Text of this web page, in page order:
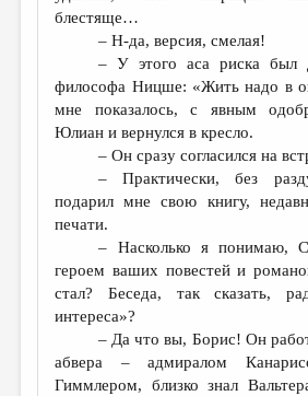
блестяще…
– Н-да, версия, смелая!
– У этого аса риска был
философа Ницше: «Жить надо в
мне показалось, с явным
Юлиан и вернулся в кресло.
– Он сразу согласился на
– Практически, без
подарил мне свою книгу,
печати.
– Насколько я понимаю,
героем ваших повестей и
стал? Беседа, так сказать,
интереса»?
– Да что вы, Борис! Он
абвера – адмиралом
Гиммлером, близко знал